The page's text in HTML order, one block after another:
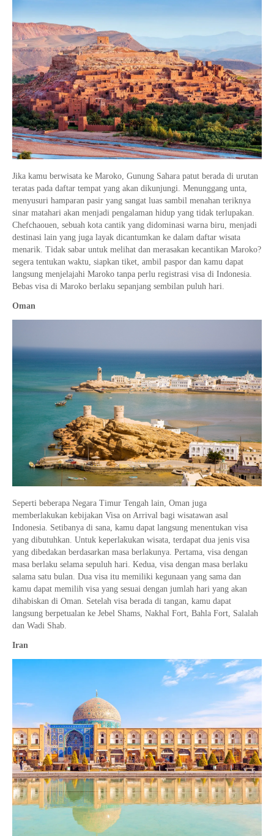
Jika kamu berwisata ke Maroko, Gunung Sahara patut berada di urutan
teratas pada daftar tempat yang akan dikunjungi. Menunggang unta,
menyusuri hamparan pasir yang sangat luas sambil menahan teriknya
sinar matahari akan menjadi pengalaman hidup yang tidak terlupakan.
Chefchaouen, sebuah kota cantik yang didominasi warna biru, menjadi
destinasi lain yang juga layak dicantumkan ke dalam daftar wisata
menarik. Tidak sabar untuk melihat dan merasakan kecantikan Maroko?
segera tentukan waktu, siapkan tiket, ambil paspor dan kamu dapat
langsung menjelajahi Maroko tanpa perlu registrasi visa di Indonesia.
Bebas visa di Maroko berlaku sepanjang sembilan puluh hari.
Oman
Seperti beberapa Negara Timur Tengah lain, Oman juga
memberlakukan kebijakan Visa on Arrival bagi wisatawan asal
Indonesia. Setibanya di sana, kamu dapat langsung menentukan visa
yang dibutuhkan. Untuk keperlakukan wisata, terdapat dua jenis visa
yang dibedakan berdasarkan masa berlakunya. Pertama, visa dengan
masa berlaku selama sepuluh hari. Kedua, visa dengan masa berlaku
salama satu bulan. Dua visa itu memiliki kegunaan yang sama dan
kamu dapat memilih visa yang sesuai dengan jumlah hari yang akan
dihabiskan di Oman. Setelah visa berada di tangan, kamu dapat
langsung berpetualan ke Jebel Shams, Nakhal Fort, Bahla Fort, Salalah
dan Wadi Shab.
Iran